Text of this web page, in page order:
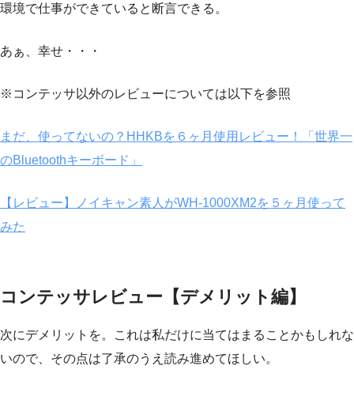
環境で仕事ができていると断言できる。
あぁ、幸せ・・・
※コンテッサ以外のレビューについては以下を参照
まだ、使ってないの？HHKBを６ヶ月使用レビュー！「世界一
のBluetoothキーボード」
【レビュー】ノイキャン素人がWH-1000XM2を５ヶ月使って
みた
コンテッサレビュー【デメリット編】
次にデメリットを。これは私だけに当てはまることかもしれな
いので、その点は了承のうえ読み進めてほしい。